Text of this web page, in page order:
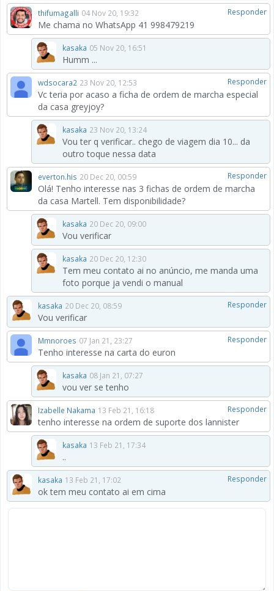
Responder
thifumagalli 04 Nov 20, 19:32
Me chama no WhatsApp 41 998479219
kasaka 05 Nov 20, 16:51
Humm ...
Responder
wdsocara2 23 Nov 20, 12:53
Vc teria por acaso a ficha de ordem de marcha especial
da casa greyjoy?
kasaka 23 Nov 20, 13:24
Vou ter q verificar.. chego de viagem dia 10... da
outro toque nessa data
Responder
everton.his 20 Dec 20, 00:59
Olá! Tenho interesse nas 3 fichas de ordem de marcha
da casa Martell. Tem disponibilidade?
kasaka 20 Dec 20, 09:00
Vou verificar
kasaka 20 Dec 20, 12:30
Tem meu contato ai no anúncio, me manda uma
foto porque ja vendi o manual
Responder
kasaka 20 Dec 20, 08:59
Vou verificar
Responder
Mmnoroes 07 Jan 21, 23:27
Tenho interesse na carta do euron
kasaka 08 Jan 21, 07:27
vou ver se tenho
Responder
Izabelle Nakama 13 Feb 21, 16:18
tenho interesse na ordem de suporte dos lannister
kasaka 13 Feb 21, 17:34
..
Responder
kasaka 13 Feb 21, 17:02
ok tem meu contato ai em cima